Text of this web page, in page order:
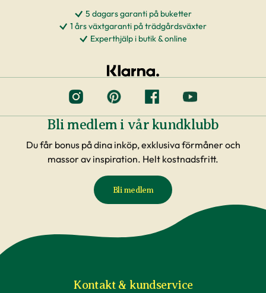
5 dagars garanti på buketter
1 års växtgaranti på trädgårdsväxter
Experthjälp i butik & online
Bli medlem i vår kundklubb
Du får bonus på dina inköp, exklusiva förmåner och
massor av inspiration. Helt kostnadsfritt.
Bli medlem
Kontakt & kundservice